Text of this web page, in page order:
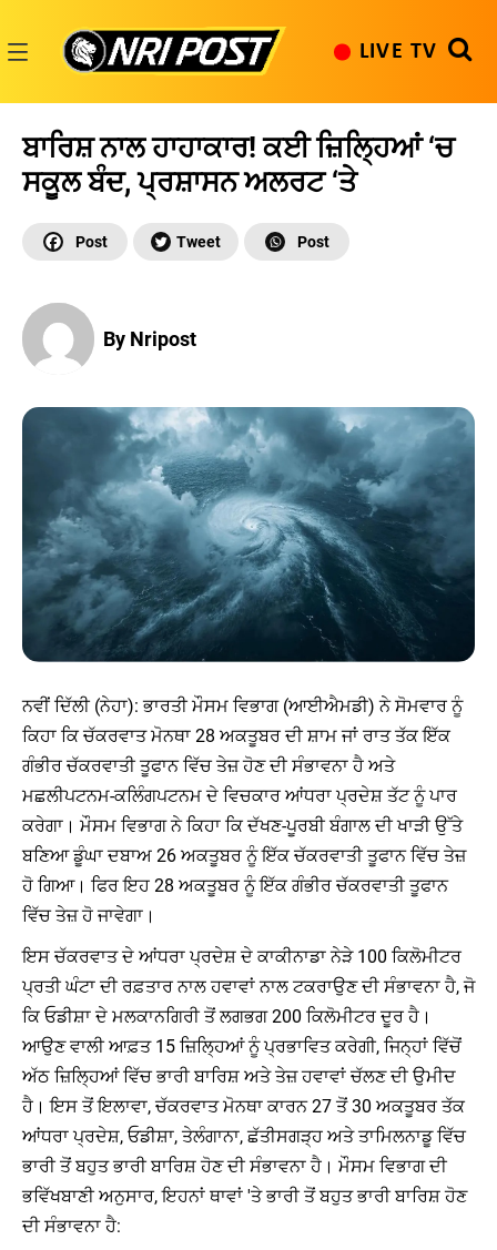
content
LIVE TV
ਬਾਰਿਸ਼ ਨਾਲ ਹਾਹਾਕਾਰ! ਕਈ ਜ਼ਿਲ੍ਹਿਆਂ ‘ਚ
ਸਕੂਲ ਬੰਦ, ਪ੍ਰਸ਼ਾਸਨ ਅਲਰਟ ‘ਤੇ
By Nripost
ਨਵੀਂ ਦਿੱਲੀ (ਨੇਹਾ): ਭਾਰਤੀ ਮੌਸਮ ਵਿਭਾਗ (ਆਈਐਮਡੀ) ਨੇ ਸੋਮਵਾਰ ਨੂੰ
ਕਿਹਾ ਕਿ ਚੱਕਰਵਾਤ ਮੋਨਥਾ 28 ਅਕਤੂਬਰ ਦੀ ਸ਼ਾਮ ਜਾਂ ਰਾਤ ਤੱਕ ਇੱਕ
ਗੰਭੀਰ ਚੱਕਰਵਾਤੀ ਤੂਫਾਨ ਵਿੱਚ ਤੇਜ਼ ਹੋਣ ਦੀ ਸੰਭਾਵਨਾ ਹੈ ਅਤੇ
ਮਛਲੀਪਟਨਮ-ਕਲਿੰਗਪਟਨਮ ਦੇ ਵਿਚਕਾਰ ਆਂਧਰਾ ਪ੍ਰਦੇਸ਼ ਤੱਟ ਨੂੰ ਪਾਰ
ਕਰੇਗਾ। ਮੌਸਮ ਵਿਭਾਗ ਨੇ ਕਿਹਾ ਕਿ ਦੱਖਣ-ਪੂਰਬੀ ਬੰਗਾਲ ਦੀ ਖਾੜੀ ਉੱਤੇ
ਬਣਿਆ ਡੂੰਘਾ ਦਬਾਅ 26 ਅਕਤੂਬਰ ਨੂੰ ਇੱਕ ਚੱਕਰਵਾਤੀ ਤੂਫਾਨ ਵਿੱਚ ਤੇਜ਼
ਹੋ ਗਿਆ। ਫਿਰ ਇਹ 28 ਅਕਤੂਬਰ ਨੂੰ ਇੱਕ ਗੰਭੀਰ ਚੱਕਰਵਾਤੀ ਤੂਫਾਨ
ਵਿੱਚ ਤੇਜ਼ ਹੋ ਜਾਵੇਗਾ।
ਇਸ ਚੱਕਰਵਾਤ ਦੇ ਆਂਧਰਾ ਪ੍ਰਦੇਸ਼ ਦੇ ਕਾਕੀਨਾਡਾ ਨੇੜੇ 100 ਕਿਲੋਮੀਟਰ
ਪ੍ਰਤੀ ਘੰਟਾ ਦੀ ਰਫ਼ਤਾਰ ਨਾਲ ਹਵਾਵਾਂ ਨਾਲ ਟਕਰਾਉਣ ਦੀ ਸੰਭਾਵਨਾ ਹੈ, ਜੋ
ਕਿ ਓਡੀਸ਼ਾ ਦੇ ਮਲਕਾਨਗਿਰੀ ਤੋਂ ਲਗਭਗ 200 ਕਿਲੋਮੀਟਰ ਦੂਰ ਹੈ।
ਆਉਣ ਵਾਲੀ ਆਫ਼ਤ 15 ਜ਼ਿਲ੍ਹਿਆਂ ਨੂੰ ਪ੍ਰਭਾਵਿਤ ਕਰੇਗੀ, ਜਿਨ੍ਹਾਂ ਵਿੱਚੋਂ
ਅੱਠ ਜ਼ਿਲ੍ਹਿਆਂ ਵਿੱਚ ਭਾਰੀ ਬਾਰਿਸ਼ ਅਤੇ ਤੇਜ਼ ਹਵਾਵਾਂ ਚੱਲਣ ਦੀ ਉਮੀਦ
ਹੈ। ਇਸ ਤੋਂ ਇਲਾਵਾ, ਚੱਕਰਵਾਤ ਮੋਨਥਾ ਕਾਰਨ 27 ਤੋਂ 30 ਅਕਤੂਬਰ ਤੱਕ
ਆਂਧਰਾ ਪ੍ਰਦੇਸ਼, ਓਡੀਸ਼ਾ, ਤੇਲੰਗਾਨਾ, ਛੱਤੀਸਗੜ੍ਹ ਅਤੇ ਤਾਮਿਲਨਾਡੂ ਵਿੱਚ
ਭਾਰੀ ਤੋਂ ਬਹੁਤ ਭਾਰੀ ਬਾਰਿਸ਼ ਹੋਣ ਦੀ ਸੰਭਾਵਨਾ ਹੈ। ਮੌਸਮ ਵਿਭਾਗ ਦੀ
ਭਵਿੱਖਬਾਣੀ ਅਨੁਸਾਰ, ਇਹਨਾਂ ਥਾਵਾਂ 'ਤੇ ਭਾਰੀ ਤੋਂ ਬਹੁਤ ਭਾਰੀ ਬਾਰਿਸ਼ ਹੋਣ
ਦੀ ਸੰਭਾਵਨਾ ਹੈ: